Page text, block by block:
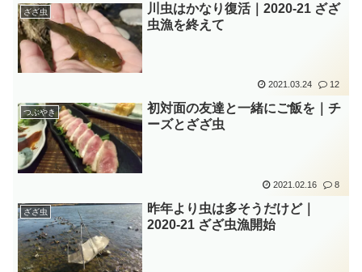
ざざ虫
川虫はかなり復活｜2020-21 ざざ
虫漁を終えて
2021.03.24 12
つぶやき
初対面の友達と一緒にご飯を｜チ
ーズとざざ虫
2021.02.16 8
ざざ虫
昨年より虫は多そうだけど｜
2020-21 ざざ虫漁開始